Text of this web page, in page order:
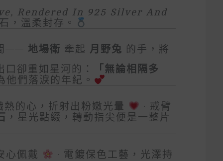
Rendered In 925 Silver And
，溫柔封存。
—— 地場衛 牽起 月野兔 的手，將
卻重如星河的：
「無論相隔多
們落淚的年紀。
的心，折射出粉嫩光暈
· 戒臂
，星光點綴，轉動指尖便是一整片
心佩戴 · 電鍍保色工藝，光澤持